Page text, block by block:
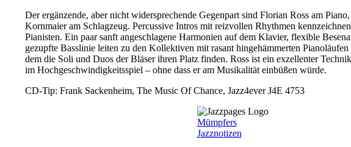
Der ergänzende, aber nicht widersprechende Gegenpart sind Florian Ross am
Kornmaier am Schlagzeug. Percussive Intros mit reizvollen Rhythmen
Pianisten. Ein paar sanft angeschlagene Harmonien auf dem Klavier, flexible
gezupfte Basslinie leiten zu den Kollektiven mit rasant hingehämmerten
dem die Soli und Duos der Bläser ihren Platz finden. Ross ist ein exzellenter
im Hochgeschwindigkeitsspiel – ohne dass er am Musikalität einbüßen würde.
CD-Tip: Frank Sackenheim, The Music Of Chance, Jazz4ever J4E 4753
Mümpfers
Jazznotizen